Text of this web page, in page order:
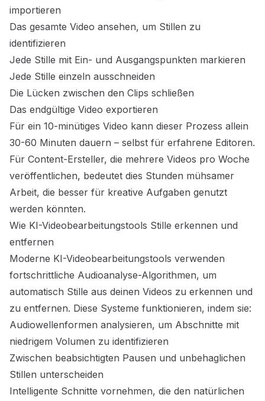
importieren
Das gesamte Video ansehen, um Stillen zu
identifizieren
Jede Stille mit Ein- und Ausgangspunkten markieren
Jede Stille einzeln ausschneiden
Die Lücken zwischen den Clips schließen
Das endgültige Video exportieren
Für ein 10-minütiges Video kann dieser Prozess allein
30-60 Minuten dauern – selbst für erfahrene Editoren.
Für Content-Ersteller, die mehrere Videos pro Woche
veröffentlichen, bedeutet dies Stunden mühsamer
Arbeit, die besser für kreative Aufgaben genutzt
werden könnten.
Wie KI-Videobearbeitungstools Stille erkennen und
entfernen
Moderne KI-Videobearbeitungstools verwenden
fortschrittliche Audioanalyse-Algorithmen, um
automatisch Stille aus deinen Videos zu erkennen und
zu entfernen. Diese Systeme funktionieren, indem sie:
Audiowellenformen analysieren, um Abschnitte mit
niedrigem Volumen zu identifizieren
Zwischen beabsichtigten Pausen und unbehaglichen
Stillen unterscheiden
Intelligente Schnitte vornehmen, die den natürlichen